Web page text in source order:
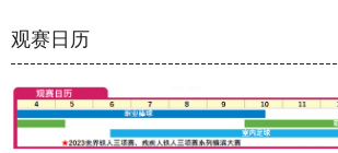
观赛日历